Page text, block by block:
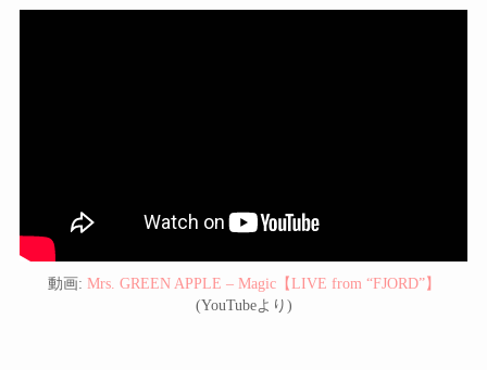
動画: Mrs. GREEN APPLE – Magic【LIVE from “FJORD”】
(YouTubeより)